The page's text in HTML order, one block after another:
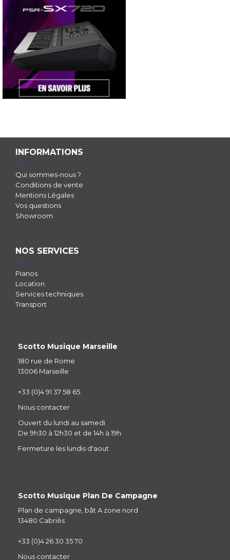
INFORMATIONS
Qui sommes-nous ?
Conditions de vente
Mentions Légales
Vos questions
Showroom
NOS SERVICES
Pianos
Location
Services techniques
Transport
Scotto Musique Marseille
180 rue de Rome
13006 Marseille
+33 (0)4 91 37 58 65
Nous contacter
Ouvert du lundi au samedi
De 9h30 à 12h30 et de 14h à 19h
Fermeture les lundis d'aout
Scotto Musique Plan De Campagne
Plan de campagne, bât A zone nord
13480 Cabriès
+33 (0)4 26 30 35 70
Nous contacter